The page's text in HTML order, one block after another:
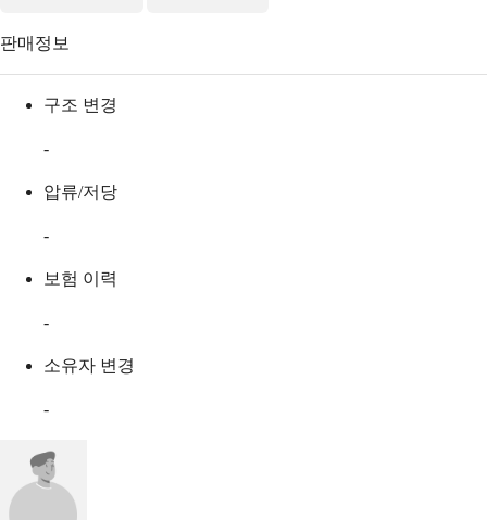
판매정보
구조 변경
-
압류/저당
-
보험 이력
-
소유자 변경
-